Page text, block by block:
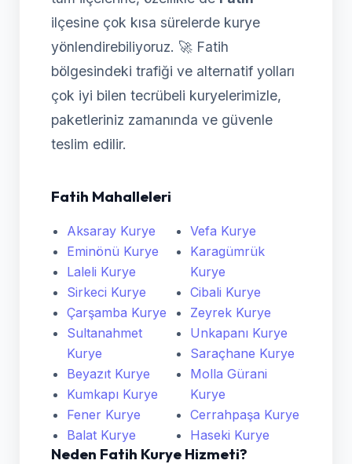
ilçesine çok kısa sürelerde kurye
yönlendirebiliyoruz. 🚀 Fatih
bölgesindeki trafiği ve alternatif yolları
çok iyi bilen tecrübeli kuryelerimizle,
paketleriniz zamanında ve güvenle
teslim edilir.
Fatih Mahalleleri
Aksaray Kurye
Eminönü Kurye
Laleli Kurye
Sirkeci Kurye
Çarşamba Kurye
Sultanahmet
Kurye
Beyazıt Kurye
Kumkapı Kurye
Fener Kurye
Balat Kurye
Vefa Kurye
Karagümrük
Kurye
Cibali Kurye
Zeyrek Kurye
Unkapanı Kurye
Saraçhane Kurye
Molla Gürani
Kurye
Cerrahpaşa Kurye
Haseki Kurye
Neden Fatih Kurye Hizmeti?